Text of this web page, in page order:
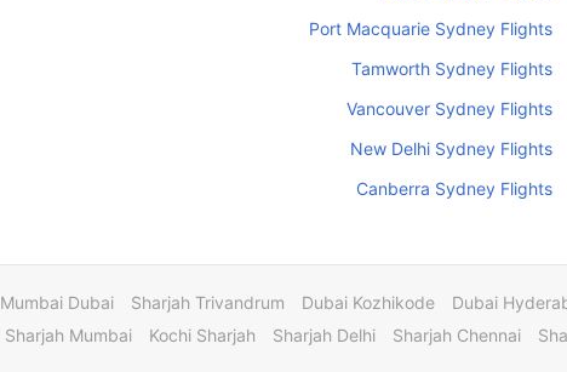
Port Macquarie Sydney Flights
Tamworth Sydney Flights
Vancouver Sydney Flights
New Delhi Sydney Flights
Canberra Sydney Flights
Dubai
Dubai Kozhikode
Sharjah Trivandrum
Mumbai Dubai
Sharjah Chennai
Sharjah Delhi
Kochi Sharjah
Sharjah Mumbai